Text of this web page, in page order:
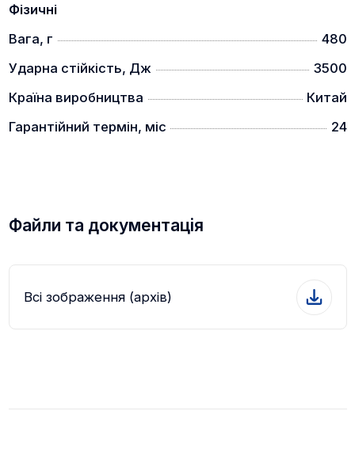
відкидними кришками, а порожнина тубуса
Для покращення трансмісії світла на всі оптичні
поверхні системи нанесено багатошарове
Комплектація:
Приціл
Серветка для очищення оптики
Фізичні
Вага, г
480
Ударна стійкість, Дж
3500
Країна виробництва
Китай
Гарантійний термін, міс
24
Файли та документація
Всі зображення (архів)